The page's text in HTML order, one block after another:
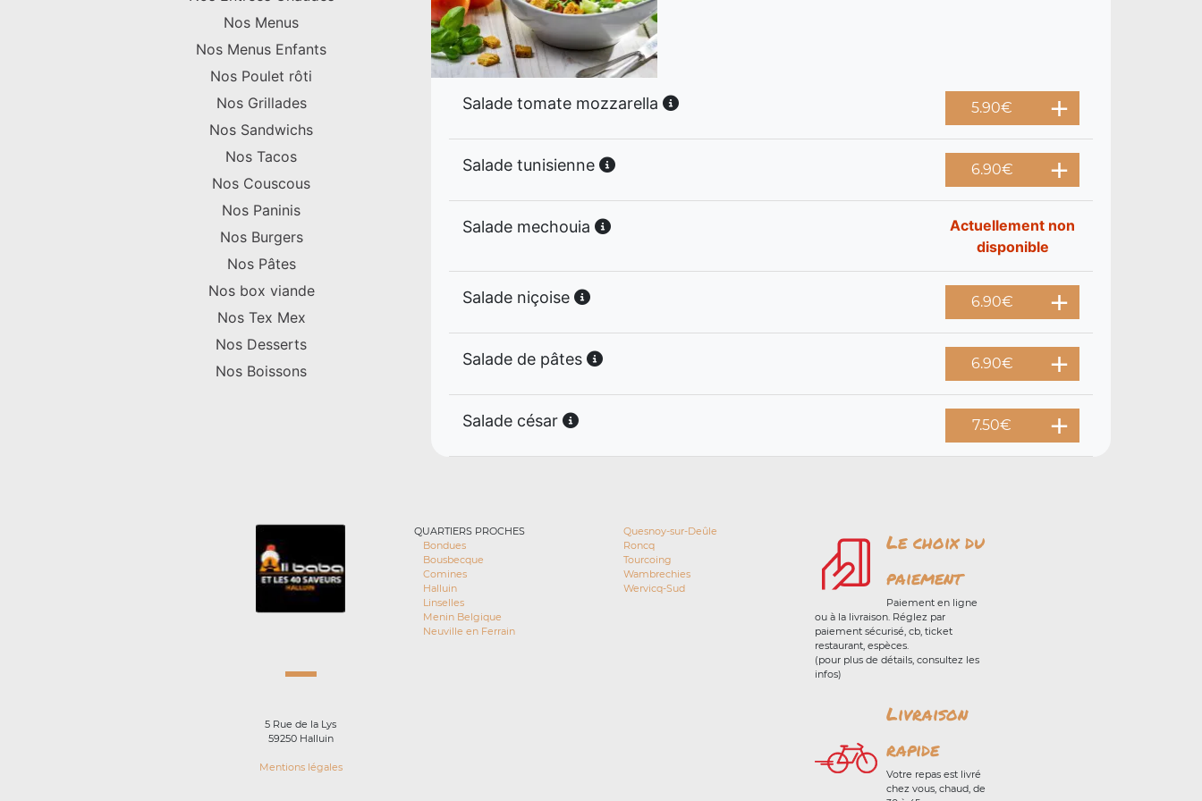
Nos Menus
Nos Menus Enfants
Nos Poulet rôti
Nos Grillades
Nos Sandwichs
Nos Tacos
Nos Couscous
Nos Paninis
Nos Burgers
Nos Pâtes
Nos box viande
Nos Tex Mex
Nos Desserts
Nos Boissons
Salade tomate mozzarella 5.90€
Salade tunisienne 6.90€
Salade mechouia
Actuellement non
disponible
Salade niçoise 6.90€
Salade de pâtes 6.90€
Salade césar 7.50€
5 Rue de la Lys
59250 Halluin
Mentions légales
QUARTIERS PROCHES
Bondues
Bousbecque
Comines
Halluin
Linselles
Menin Belgique
Neuville en Ferrain
Quesnoy-sur-Deûle
Roncq
Tourcoing
Wambrechies
Wervicq-Sud
Le choix du
paiement
Paiement en ligne
ou à la livraison. Réglez par
paiement sécurisé, cb, ticket
restaurant, espèces.
(pour plus de détails, consultez les
infos)
Livraison
rapide
Votre repas est livré
chez vous, chaud, de